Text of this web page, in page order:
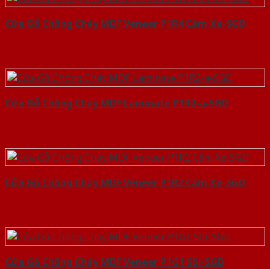
Cửa Gỗ Chống Cháy MDF Veneer P1R4 Căm Xe-SGD
Cửa Gỗ Chống Cháy MDF Laminate P1R2-a-SGD
Cửa Gỗ Chống Cháy MDF Veneer P1R2 Căm Xe-SGD
Cửa Gỗ Chống Cháy MDF Veneer P1G1 Sồi-SGD